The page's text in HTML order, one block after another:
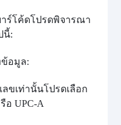
าร์โค้ดโปรดพิจารณา
นี้:
ข้อมูล:
ลขเท่านั้นโปรดเลือก
อ UPC-A